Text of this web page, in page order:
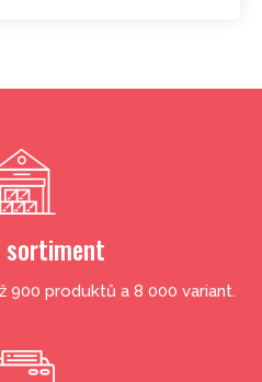
sortiment
900 produktů a 8 000 variant.